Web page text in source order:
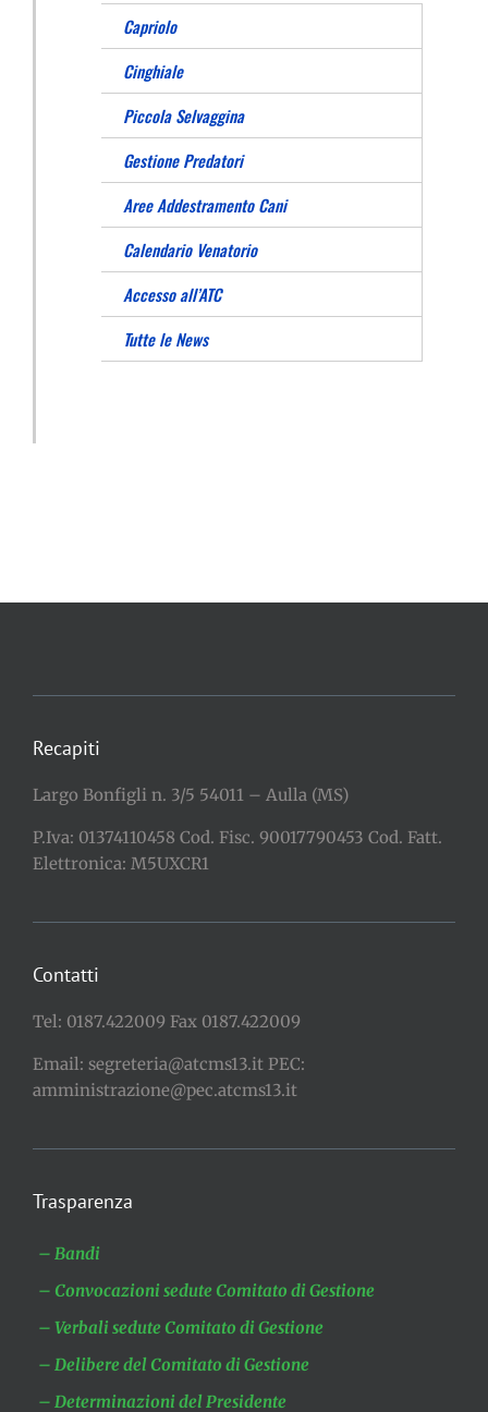
Capriolo
Cinghiale
Piccola Selvaggina
Gestione Predatori
Aree Addestramento Cani
Calendario Venatorio
Accesso all’ATC
Tutte le News
Recapiti
Largo Bonfigli n. 3/5 54011 – Aulla (MS)
P.Iva: 01374110458 Cod. Fisc. 90017790453 Cod. Fatt.
Elettronica: M5UXCR1
Contatti
Tel: 0187.422009 Fax 0187.422009
Email: segreteria@atcms13.it PEC:
amministrazione@pec.atcms13.it
Trasparenza
– Bandi
– Convocazioni sedute Comitato di Gestione
– Verbali sedute Comitato di Gestione
– Delibere del Comitato di Gestione
– Determinazioni del Presidente